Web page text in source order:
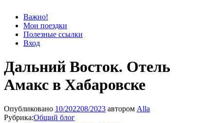
Просто блог
Мир удивительней, чем кажется
Важно!
Мои поездки
Полезные ссылки
Вход
Дальний Восток. Отель
Амакс в Хабаровске
Опубликовано 10/202208/2023 автором Alla
Рубрика:Общий блог